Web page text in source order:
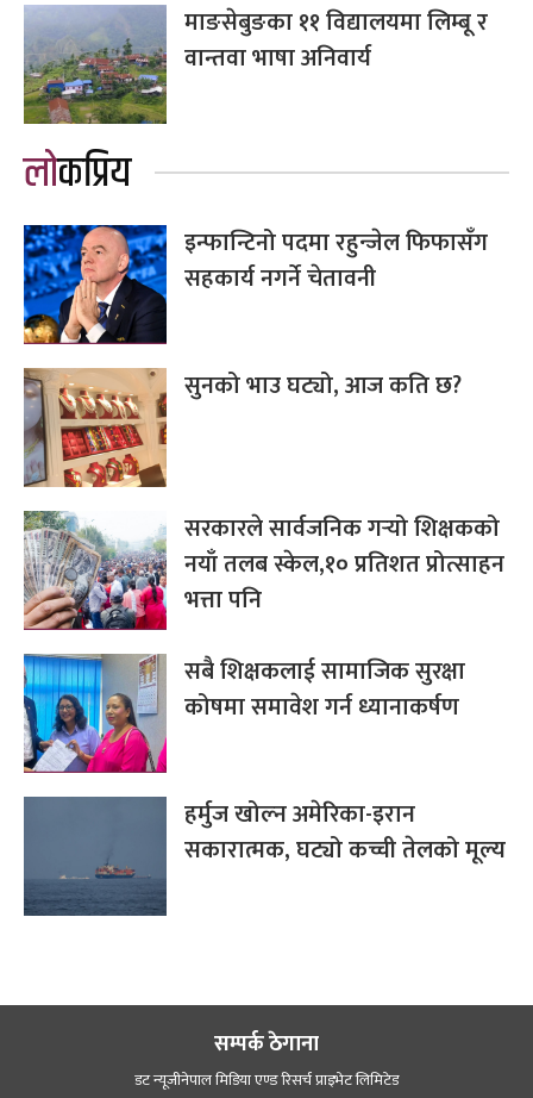
माङसेबुङका ११ विद्यालयमा लिम्बू र
वान्तवा भाषा अनिवार्य
लोकप्रिय
इन्फान्टिनो पदमा रहुन्जेल फिफासँग
सहकार्य नगर्ने चेतावनी
सुनको भाउ घट्यो, आज कति छ?
सरकारले सार्वजनिक गर्‍यो शिक्षकको
नयाँ तलब स्केल,१० प्रतिशत प्रोत्साहन
भत्ता पनि
सबै शिक्षकलाई सामाजिक सुरक्षा
कोषमा समावेश गर्न ध्यानाकर्षण
हर्मुज खोल्न अमेरिका-इरान
सकारात्मक, घट्यो कच्ची तेलको मूल्य
सम्पर्क ठेगाना
डट न्यूजीनेपाल मिडिया एण्ड रिसर्च प्राइभेट लिमिटेड